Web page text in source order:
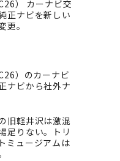
） カーナビ交
正ナビを新しい
更。
）のカーナビ
ナビから社外ナ
旧軽井沢は激混
足りない。トリ
ミュージアムは